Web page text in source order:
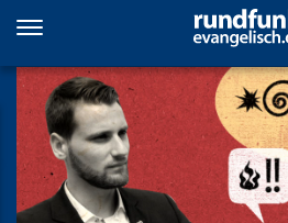
zum
Inhalt
AfD Partei